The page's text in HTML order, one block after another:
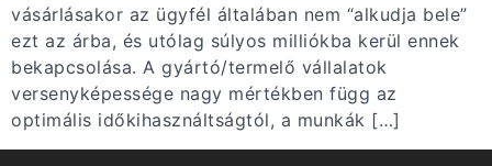
vásárlásakor az ügyfél általában nem “alkudja bele”
ezt az árba, és utólag súlyos milliókba kerül ennek
bekapcsolása. A gyártó/termelő vállalatok
versenyképessége nagy mértékben függ az
optimális időkihasználtságtól, a munkák […]